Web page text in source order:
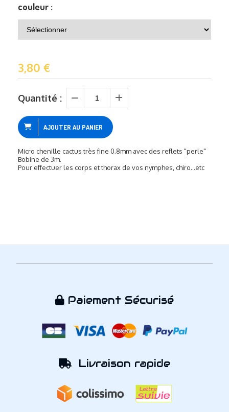
couleur :
3,80 €
Quantité :
AJOUTER AU PANIER
Micro chenille cactus très fine 0.8mm avec des reflets "perle"
Bobine de 3m.
Pour effectuer les corps et thorax de vos nymphes, chiro...etc
 Paiement Sécurisé
 Livraison rapide